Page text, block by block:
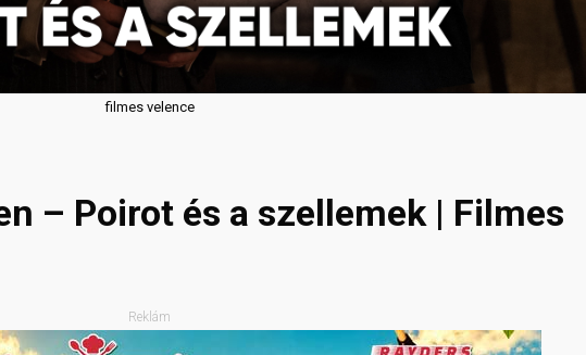
filmes velence
– Poirot és a szellemek | Filmes
Reklám